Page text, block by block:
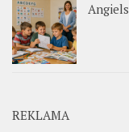
REKLAMA